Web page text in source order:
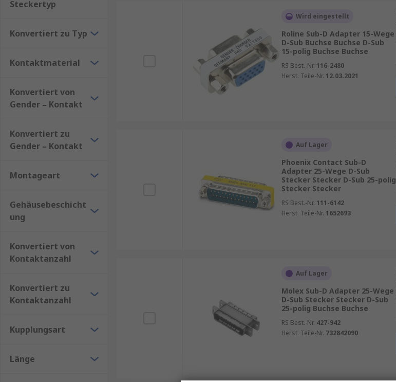
Steckertyp
Konvertiert zu Typ
Kontaktmaterial
Konvertiert von
Gender – Kontakt
Konvertiert zu
Gender – Kontakt
Montageart
Gehäusebeschicht
ung
Konvertiert von
Kontaktanzahl
Konvertiert zu
Kontaktanzahl
Kupplungsart
Länge
Wird eingestellt
Roline Sub-D Adapter 15-Wege
D-Sub Buchse Buchse D-Sub
15-polig Buchse Buchse
RS Best.-Nr. 116-2480
Herst. Teile-Nr. 12.03.2021
Auf Lager
Phoenix Contact Sub-D
Adapter 25-Wege D-Sub
Stecker Stecker D-Sub 25-polig
Stecker Stecker
RS Best.-Nr. 111-6142
Herst. Teile-Nr. 1652693
Auf Lager
Molex Sub-D Adapter 25-Wege
D-Sub Stecker Stecker D-Sub
25-polig Buchse Buchse
RS Best.-Nr. 427-942
Herst. Teile-Nr. 732842090